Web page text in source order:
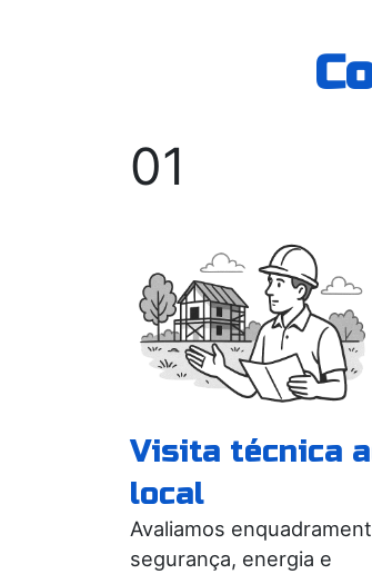
01
Visita técnica
local
Avaliamos
segurança, energia e